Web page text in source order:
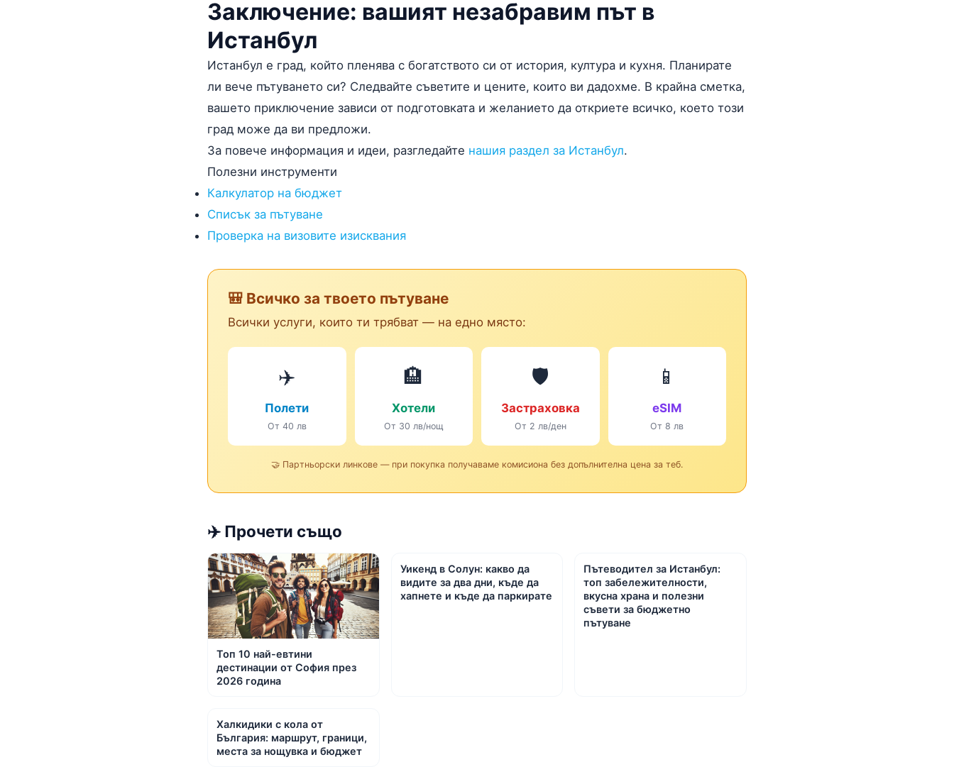
Заключение: вашият незабравим път в
Истанбул
Истанбул е град, който пленява с богатството си от история, култура и кухня. Планирате
ли вече пътуването си? Следвайте съветите и цените, които ви дадохме. В крайна сметка,
вашето приключение зависи от подготовката и желанието да откриете всичко, което този
град може да ви предложи.
За повече информация и идеи, разгледайте нашия раздел за Истанбул.
Полезни инструменти
Калкулатор на бюджет
Списък за пътуване
Проверка на визовите изисквания
🎒 Всичко за твоето пътуване
Всички услуги, които ти трябват — на едно място:
✈️
Полети
От 40 лв
🏨
Хотели
От 30 лв/нощ
🛡️
Застраховка
От 2 лв/ден
📱
eSIM
От 8 лв
🤝 Партньорски линкове — при покупка получаваме комисиона без допълнителна цена за теб.
✈️ Прочети също
Топ 10 най-евтини
дестинации от София през
2026 година
Уикенд в Солун: какво да
видите за два дни, къде да
хапнете и къде да паркирате
Пътеводител за Истанбул:
топ забележителности,
вкусна храна и полезни
съвети за бюджетно
пътуване
Халкидики с кола от
България: маршрут, граници,
места за нощувка и бюджет